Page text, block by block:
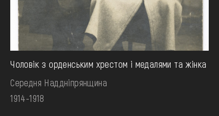
Чоловік з орденським хрестом і медалями та жінка
Середня Наддніпрянщина
1914-1918